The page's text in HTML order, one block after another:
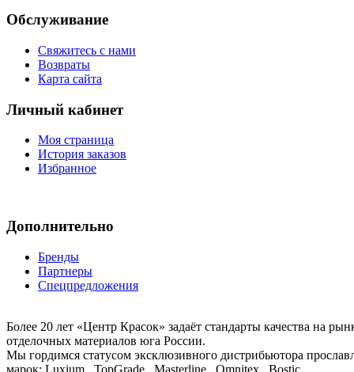
Обслуживание
Свяжитесь с нами
Возвраты
Карта сайта
Личный кабинет
Моя страница
История заказов
Избранное
Дополнительно
Бренды
Партнеры
Спецпредложения
Более 20 лет «Центр Красок» задаёт стандарты качества на
отделочных материалов юга России.
Мы гордимся статусом эксклюзивного дистрибьютора
марок: Luxium , TopGrade , Masterline , Omnitex , Bostic ,